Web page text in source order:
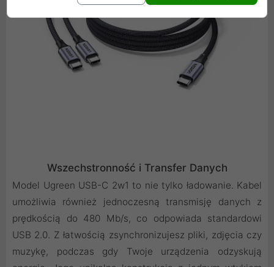
Wszechstronność i Transfer Danych
Model Ugreen USB-C 2w1 to nie tylko ładowanie. Kabel
umożliwia również jednoczesną transmisję danych z
prędkością do 480 Mb/s, co odpowiada standardowi
USB 2.0. Z łatwością zsynchronizujesz pliki, zdjęcia czy
muzykę, podczas gdy Twoje urządzenia odzyskują